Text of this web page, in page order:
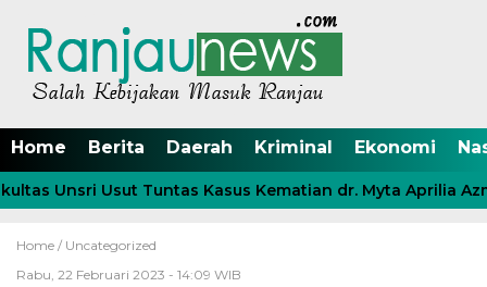
Home Berita Daerah Kriminal Ekonomi
Unsri Usut Tuntas Kasus Kematian dr. Myta Aprilia Azmy
Home / Uncategorized
Rabu, 22 Februari 2023 - 14:09 WIB